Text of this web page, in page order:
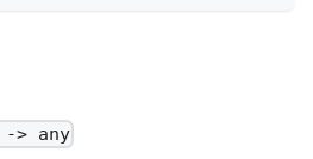
> any